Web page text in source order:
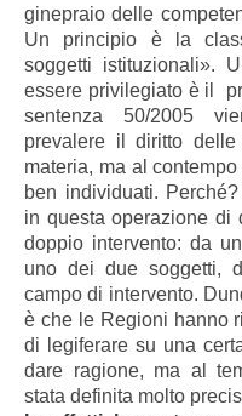
ginepraio delle
Un principio è la
soggetti istituzionali».
essere privilegiato è il
sentenza 50/2005
prevalere il diritto
materia, ma al
ben individuati.
in questa operazione di
doppio intervento: da
uno dei due soggetti,
campo di intervento.
è che le Regioni hanno
di legiferare su una
dare ragione, ma al
stata definita molto